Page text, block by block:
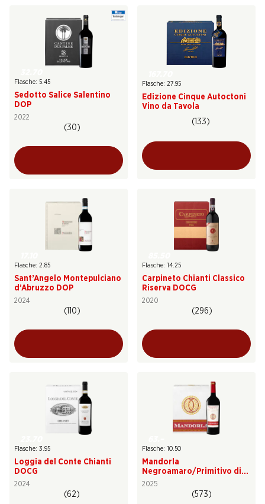
Flasche: 5.45
Sedotto Salice Salentino
DOP
2022
(30)
Flasche: 27.95
Edizione Cinque Autoctoni
Vino da Tavola
(133)
Flasche: 2.85
Sant’Angelo Montepulciano
d’Abruzzo DOP
2024
(110)
Flasche: 14.25
Carpineto Chianti Classico
Riserva DOCG
2020
(296)
Flasche: 3.95
Loggia del Conte Chianti
DOCG
2024
(62)
Flasche: 10.50
Mandorla
Negroamaro/Primitivo di
Puglia IGT
2025
(573)